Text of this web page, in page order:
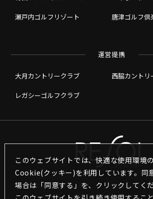
このウェブサイトでは、快適な使用環境の
Cookie(クッキー)を利用しています。同
場合は「同意する」を、クリックしてくだ
瀬戸内ゴルフリゾート 唐津ゴルフ倶
運営提携
大月カントリークラブ 西脇カントリ
レガシーゴルフクラブ
RESOLグループリンク グループプラ